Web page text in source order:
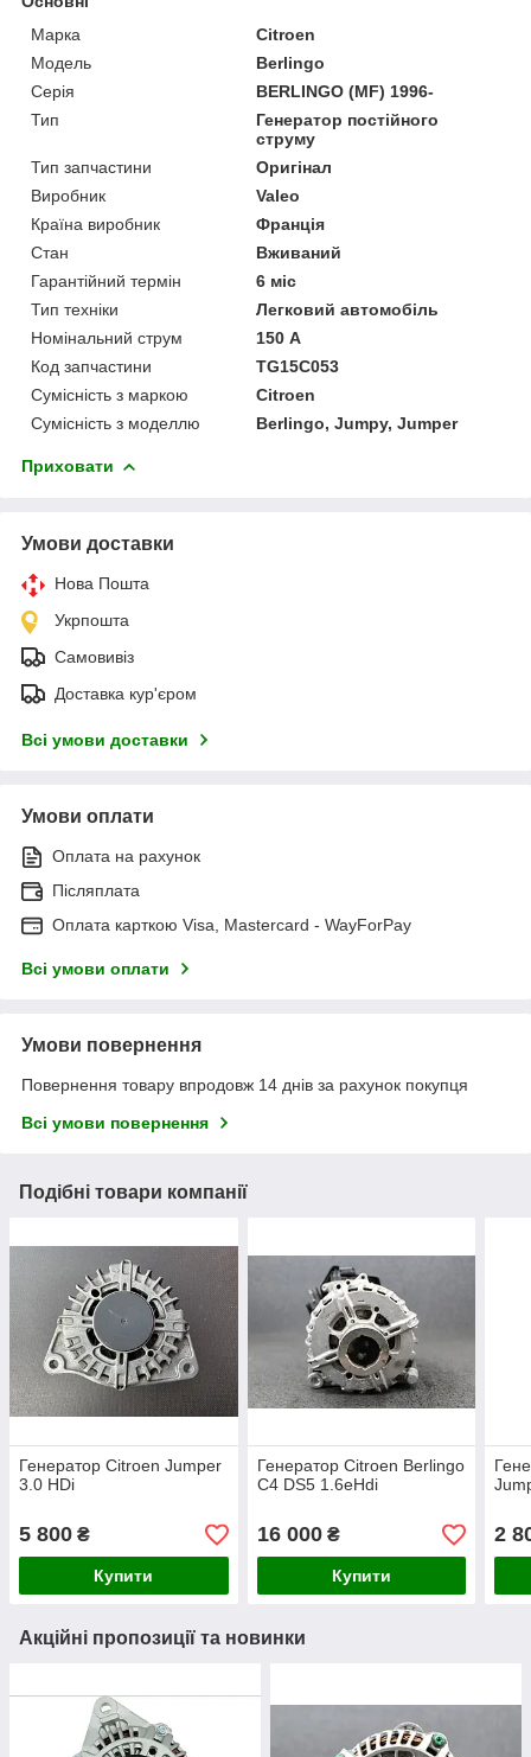
Марка
Citroen
Модель
Berlingo
Серія
BERLINGO (MF) 1996-
Тип
Генератор постійного
струму
Тип запчастини
Оригінал
Виробник
Valeo
Країна виробник
Франція
Стан
Вживаний
Гарантійний термін
6 міс
Тип техніки
Легковий автомобіль
Номінальний струм
150 А
Код запчастини
TG15C053
Сумісність з маркою
Citroen
Сумісність з моделлю
Berlingo, Jumpy, Jumper
Приховати
Умови доставки
Нова Пошта
Укрпошта
Самовивіз
Доставка кур'єром
Всі умови доставки
Умови оплати
Оплата на рахунок
Післяплата
Оплата карткою Visa, Mastercard - WayForPay
Всі умови оплати
Умови повернення
Повернення товару впродовж 14 днів за рахунок покупця
Всі умови повернення
Подібні товари компанії
Генератор Citroen Jumper
3.0 HDi
5 800 ₴
Купити
Генератор Citroen Berlingo
C4 DS5 1.6eHdi
16 000₴
Купити
2
Акційні пропозиції та новинки